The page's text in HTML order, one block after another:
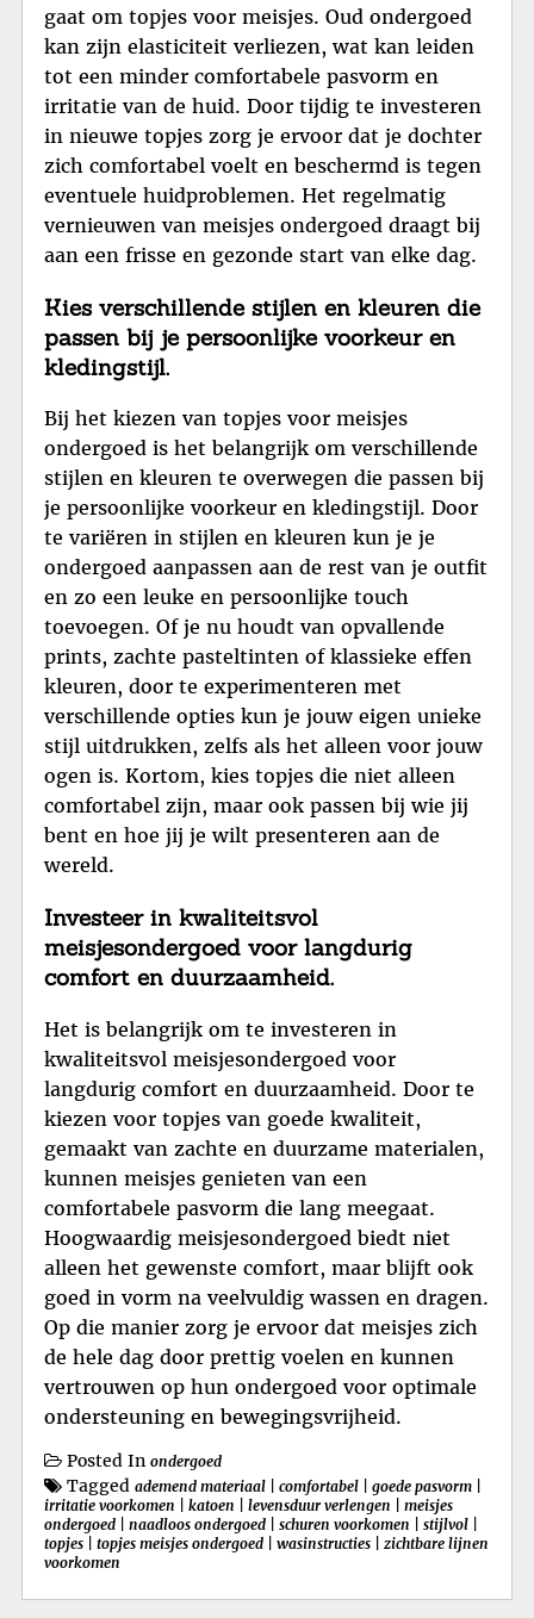
gaat om topjes voor meisjes. Oud ondergoed
kan zijn elasticiteit verliezen, wat kan leiden
tot een minder comfortabele pasvorm en
irritatie van de huid. Door tijdig te investeren
in nieuwe topjes zorg je ervoor dat je dochter
zich comfortabel voelt en beschermd is tegen
eventuele huidproblemen. Het regelmatig
vernieuwen van meisjes ondergoed draagt bij
aan een frisse en gezonde start van elke dag.
Kies verschillende stijlen en kleuren die
passen bij je persoonlijke voorkeur en
kledingstijl.
Bij het kiezen van topjes voor meisjes
ondergoed is het belangrijk om verschillende
stijlen en kleuren te overwegen die passen bij
je persoonlijke voorkeur en kledingstijl. Door
te variëren in stijlen en kleuren kun je je
ondergoed aanpassen aan de rest van je outfit
en zo een leuke en persoonlijke touch
toevoegen. Of je nu houdt van opvallende
prints, zachte pasteltinten of klassieke effen
kleuren, door te experimenteren met
verschillende opties kun je jouw eigen unieke
stijl uitdrukken, zelfs als het alleen voor jouw
ogen is. Kortom, kies topjes die niet alleen
comfortabel zijn, maar ook passen bij wie jij
bent en hoe jij je wilt presenteren aan de
wereld.
Investeer in kwaliteitsvol
meisjesondergoed voor langdurig
comfort en duurzaamheid.
Het is belangrijk om te investeren in
kwaliteitsvol meisjesondergoed voor
langdurig comfort en duurzaamheid. Door te
kiezen voor topjes van goede kwaliteit,
gemaakt van zachte en duurzame materialen,
kunnen meisjes genieten van een
comfortabele pasvorm die lang meegaat.
Hoogwaardig meisjesondergoed biedt niet
alleen het gewenste comfort, maar blijft ook
goed in vorm na veelvuldig wassen en dragen.
Op die manier zorg je ervoor dat meisjes zich
de hele dag door prettig voelen en kunnen
vertrouwen op hun ondergoed voor optimale
ondersteuning en bewegingsvrijheid.
Posted In ondergoed
Tagged ademend materiaal comfortabel goede pasvorm
irritatie voorkomen
katoen levensduur verlengen
meisjes
ondergoed
naadloos ondergoed schuren voorkomen stijlvol
topjes
topjes meisjes ondergoed wasinstructies
zichtbare lijnen
voorkomen